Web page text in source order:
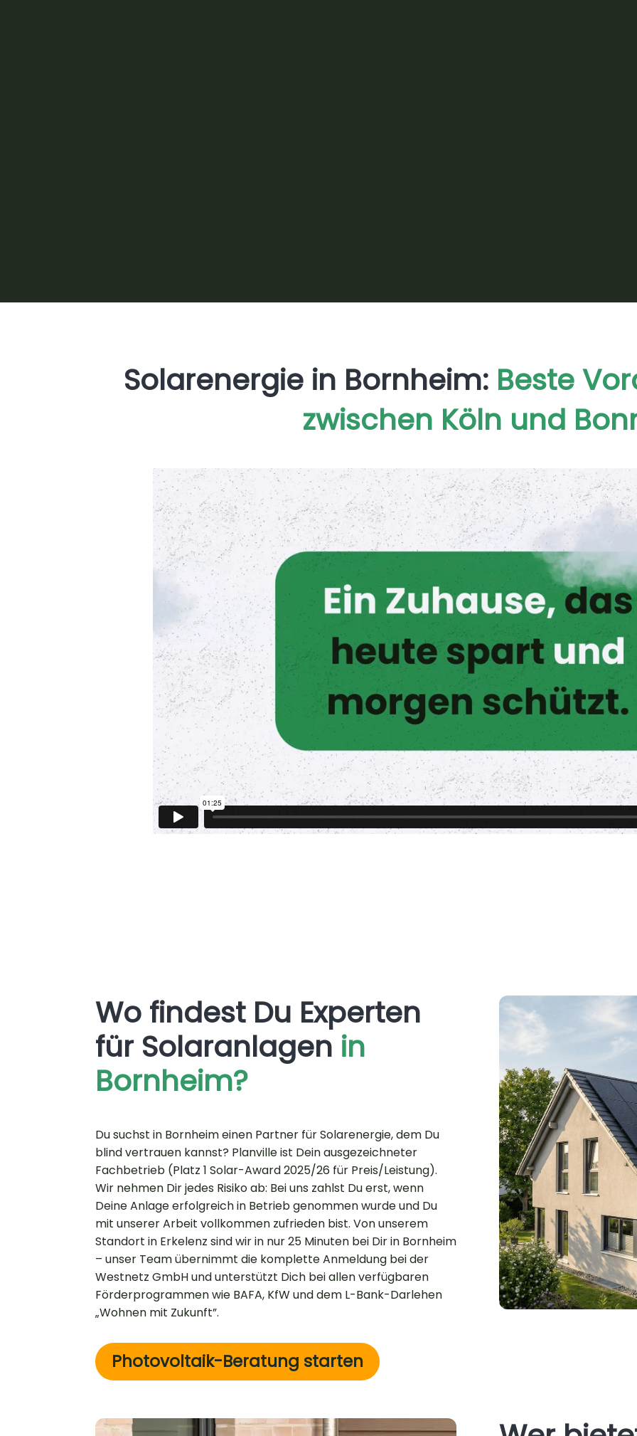
Solarenergie in Bornheim: Beste
zwischen Köln und
Wo findest Du Experten
für Solaranlagen in
Bornheim?
Du suchst in Bornheim einen Partner für Solarenergie, dem Du
blind vertrauen kannst? Planville ist Dein ausgezeichneter
Fachbetrieb (Platz 1 Solar-Award 2025/26 für Preis/Leistung).
Wir nehmen Dir jedes Risiko ab: Bei uns zahlst Du erst, wenn
Deine Anlage erfolgreich in Betrieb genommen wurde und Du
mit unserer Arbeit vollkommen zufrieden bist. Von unserem
Standort in Erkelenz sind wir in nur 25 Minuten bei Dir in Bornheim
– unser Team übernimmt die komplette Anmeldung bei der
Westnetz GmbH und unterstützt Dich bei allen verfügbaren
Förderprogrammen wie BAFA, KfW und dem L-Bank-Darlehen
„Wohnen mit Zukunft”.
Photovoltaik-Beratung starten